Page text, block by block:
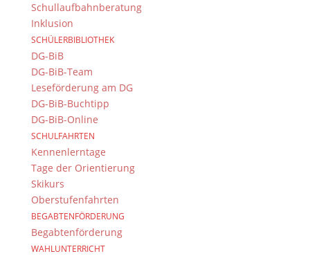
Schullaufbahnberatung
Inklusion
SCHÜLERBIBLIOTHEK
DG-BiB
DG-BiB-Team
Leseförderung am DG
DG-BiB-Buchtipp
DG-BiB-Online
SCHULFAHRTEN
Kennenlerntage
Tage der Orientierung
Skikurs
Oberstufenfahrten
BEGABTENFÖRDERUNG
Begabtenförderung
WAHLUNTERRICHT
Rückmeldung.
Damit ging eine gelungene und abwechslungsreiche
Klassenfahrt zu Ende, an die wir gern zurückdenken
werden.
Kilian Dietz, Jakob Dörfler, 9d
Suche
Newsarchiv
Newsarchiv